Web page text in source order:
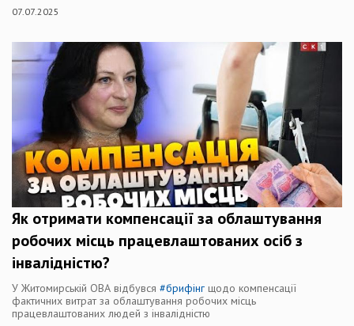
07.07.2025
Як отримати компенсації за облаштування
робочих місць працевлаштованих осіб з
інвалідністю?
У Житомирській ОВА відбувся #брифінг щодо компенсації
фактичних витрат за облаштування робочих місць
працевлаштованих людей з інвалідністю